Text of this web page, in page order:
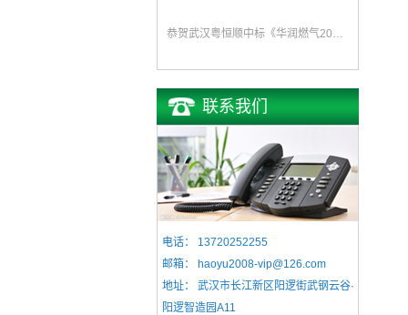
恭贺武汉粤恒顺中标《华润燃气2016年度复合井盖采购项目》
联系我们
电话： 13720252255
邮箱：
haoyu2008-vip@126.com
地址： 武汉市长江新区阳逻街武钢云谷·
阳逻智造园A11